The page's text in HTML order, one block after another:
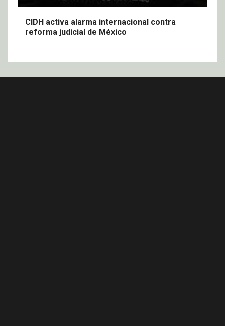
CIDH activa alarma internacional contra
reforma judicial de México